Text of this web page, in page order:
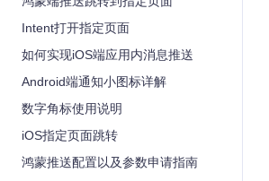
Intent打开指定页面
如何实现iOS端应用内消息推送
Android端通知小图标详解
数字角标使用说明
iOS指定页面跳转
鸿蒙推送配置以及参数申请指南